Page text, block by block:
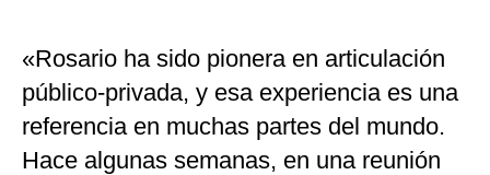
«Rosario ha sido pionera en articulación
público-privada, y esa experiencia es una
referencia en muchas partes del mundo.
Hace algunas semanas, en una reunión